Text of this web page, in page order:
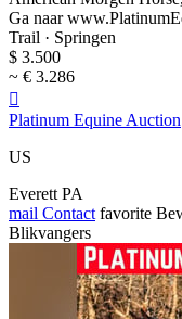
Ga naar
Trail · Springen
$ 3.500
~ € 3.286

Platinum Equine Auction
US
Everett PA
mail Contact favorite
Blikvangers